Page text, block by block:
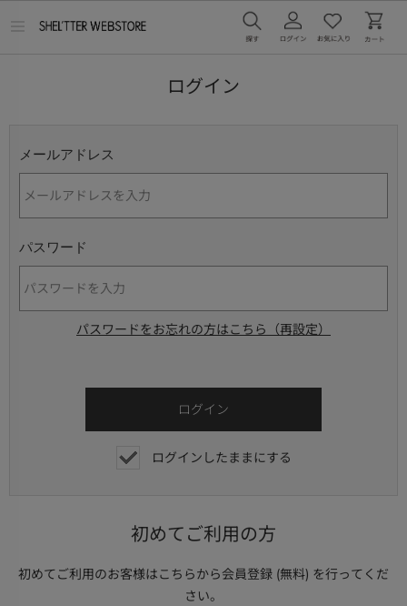
ログイン
メールアドレス
パスワード
パスワードをお忘れの方はこちら（再設定）
ログインしたままにする
初めてご利用の方
初めてご利用のお客様はこちらから会員登録 (無料) を行ってくだ
さい。